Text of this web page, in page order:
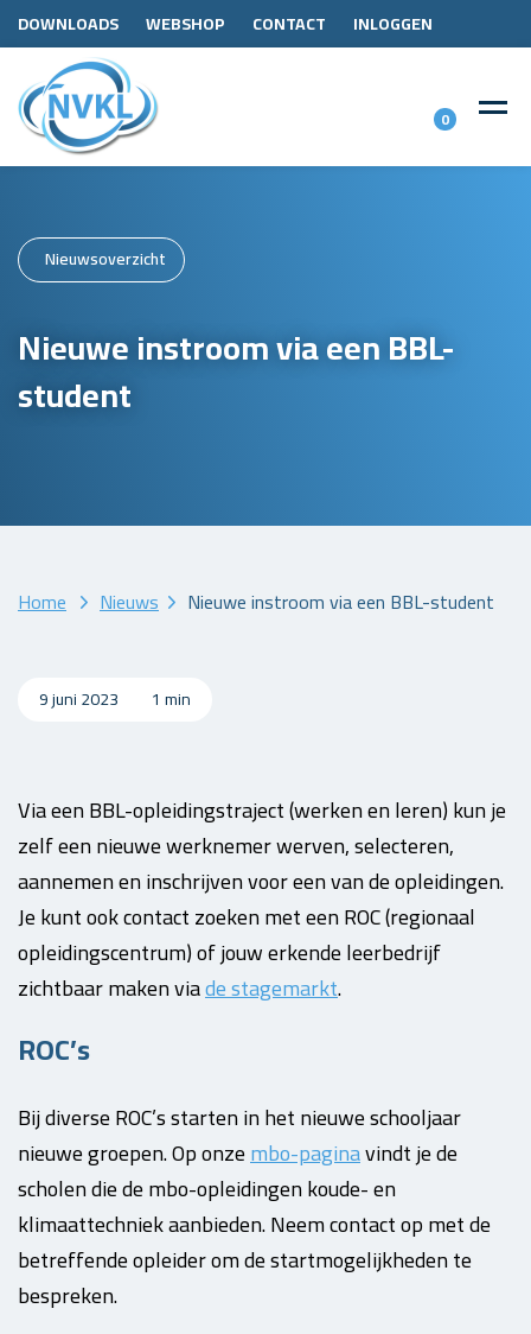
DOWNLOADS WEBSHOP CONTACT INLOGGEN
0
Nieuwsoverzicht
Nieuwe instroom via een BBL-
student
Home Nieuws Nieuwe instroom via een BBL-student
9 juni 2023 1 min
Via een BBL-opleidingstraject (werken en leren) kun je
zelf een nieuwe werknemer werven, selecteren,
aannemen en inschrijven voor een van de opleidingen.
Je kunt ook contact zoeken met een ROC (regionaal
opleidingscentrum) of jouw erkende leerbedrijf
zichtbaar maken viade stagemarkt.
ROC’s
Bij diverse ROC’s starten in het nieuwe schooljaar
nieuwe groepen. Op onzembo-paginavindt je de
scholen die de mbo-opleidingen koude- en
klimaattechniek aanbieden. Neem contact op met de
betreffende opleider om de startmogelijkheden te
bespreken.